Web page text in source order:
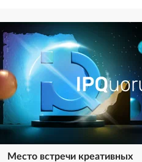
Место встречи креативных